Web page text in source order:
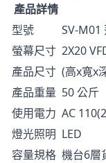
產品詳情
型號
SV-M01
螢幕尺寸 2X20
產品尺寸 (高x寬x
產品重量 50 公斤
使用電力 AC
燈光照明 LED
容量規格 機台6層